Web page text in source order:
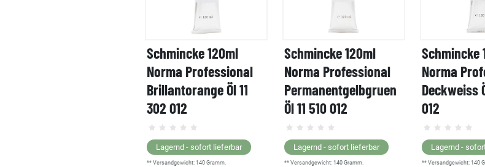
Schmincke 120ml
Norma Professional
Brillantorange Öl 11
302 012
Lagernd - sofort lieferbar
** Versandgewicht: 140 Gramm.
Schmincke 120ml
Norma Professional
Permanentgelbgruen
Öl 11 510 012
Lagernd - sofort lieferbar
** Versandgewicht: 140 Gramm.
Schmincke
Norma
Deckweiss
012
Lagernd -
** Versandgewicht: 140